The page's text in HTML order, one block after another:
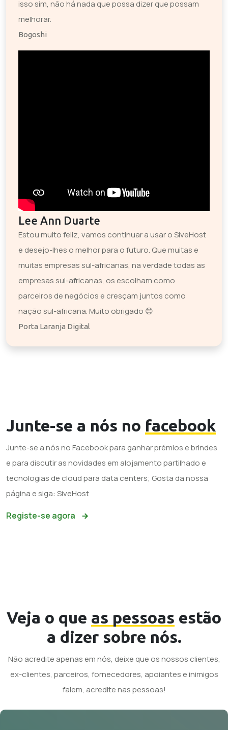
isso sim, não há nada que possa dizer que possam
melhorar.
Bogoshi
Lee Ann Duarte
Estou muito feliz, vamos continuar a usar o SiveHost
e desejo-lhes o melhor para o futuro. Que muitas e
muitas empresas sul-africanas, na verdade todas as
empresas sul-africanas, os escolham como
parceiros de negócios e cresçam juntos como
nação sul-africana. Muito obrigado 😊
Porta Laranja Digital
Junte-se a nós no facebook
Junte-se a nós no Facebook para ganhar prémios e brindes
e para discutir as novidades em alojamento partilhado e
tecnologias de cloud para data centers; Gosta da nossa
página e siga: SiveHost
Registe-se agora
Veja o que as pessoas estão
a dizer sobre nós.
Não acredite apenas em nós, deixe que os nossos clientes,
ex-clientes, parceiros, fornecedores, apoiantes e inimigos
falem, acredite nas pessoas!